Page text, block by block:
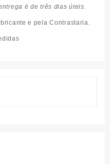
é de três dias úteis.
e pela Contrastaria.